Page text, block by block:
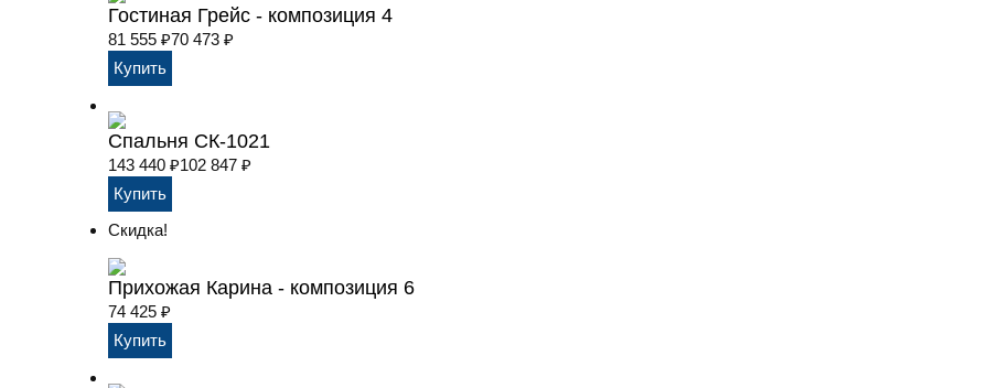
Гостиная Грейс - композиция 4
81 555 ₽70 473 ₽
Спальня СК-1021
143 440 ₽102 847 ₽
Скидка!
Прихожая Карина - композиция 6
74 425 ₽